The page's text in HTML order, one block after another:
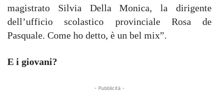
magistrato Silvia Della Monica, la dirigente
dell’ufficio scolastico provinciale Rosa de
Pasquale. Come ho detto, è un bel mix”.
E i giovani?
- Pubblicità -